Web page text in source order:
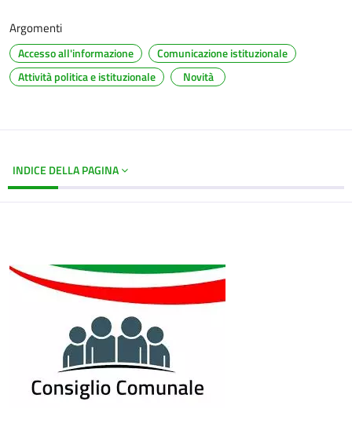
Argomenti
Accesso all'informazione
Comunicazione istituzionale
Attività politica e istituzionale
Novità
INDICE DELLA PAGINA